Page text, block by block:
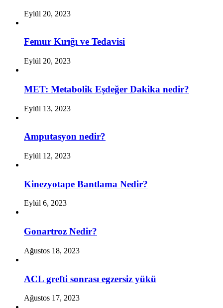
Eylül 20, 2023
Femur Kırığı ve Tedavisi
Eylül 20, 2023
MET: Metabolik Eşdeğer Dakika nedir?
Eylül 13, 2023
Amputasyon nedir?
Eylül 12, 2023
Kinezyotape Bantlama Nedir?
Eylül 6, 2023
Gonartroz Nedir?
Ağustos 18, 2023
ACL grefti sonrası egzersiz yükü
Ağustos 17, 2023